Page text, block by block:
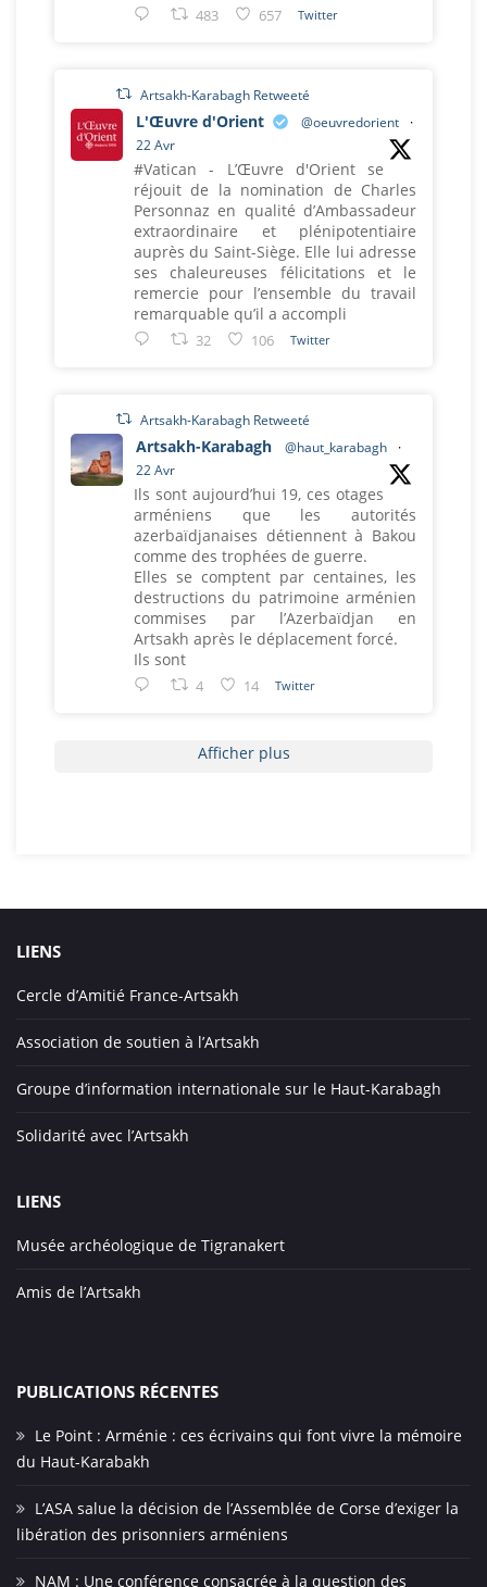
483 657 Twitter
Artsakh-Karabagh Retweeté
L'Œuvre d'Orient @oeuvredorient
·
22 Avr
#Vatican - L’Œuvre d'Orient se
réjouit de la nomination de Charles
Personnaz en qualité d’Ambassadeur
extraordinaire et plénipotentiaire
auprès du Saint-Siège. Elle lui adresse
ses chaleureuses félicitations et le
remercie pour l’ensemble du travail
remarquable qu’il a accompli
32 106 Twitter
Artsakh-Karabagh Retweeté
Artsakh-Karabagh @haut_karabagh
·
22 Avr
Ils sont aujourd’hui 19, ces otages
arméniens que les autorités
azerbaïdjanaises détiennent à Bakou
comme des trophées de guerre.
Elles se comptent par centaines, les
destructions du patrimoine arménien
commises par l’Azerbaïdjan en
Artsakh après le déplacement forcé.
Ils sont
4 14 Twitter
Afficher plus
LIENS
Cercle d’Amitié France-Artsakh
Association de soutien à l’Artsakh
Groupe d’information internationale sur le Haut-Karabagh
Solidarité avec l’Artsakh
LIENS
Musée archéologique de Tigranakert
Amis de l’Artsakh
PUBLICATIONS RÉCENTES
Le Point : Arménie : ces écrivains qui font vivre la mémoire
du Haut-Karabakh
L’ASA salue la décision de l’Assemblée de Corse d’exiger la
libération des prisonniers arméniens
NAM : Une conférence consacrée à la question des